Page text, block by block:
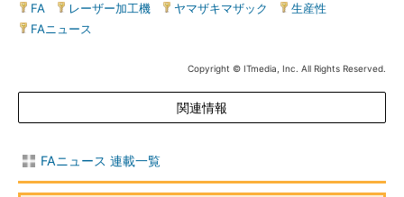
FA レーザー加工機 ヤマザキマザック 生産性
FAニュース
Copyright © ITmedia, Inc. All Rights Reserved.
関連情報
FAニュース 連載一覧